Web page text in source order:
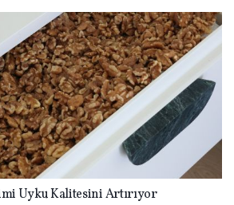
Uyku Kalitesini Artırıyor